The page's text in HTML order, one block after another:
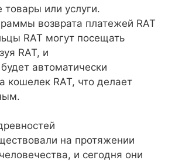
товары или услуги.
возврата платежей RAT
RAT могут посещать
RAT, и
автоматически
кошелек RAT, что делает
на протяжении
и сегодня они